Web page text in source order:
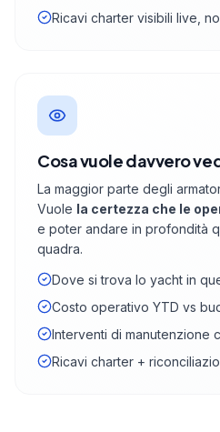
Ricavi charter visibili live,
Cosa vuole davvero
La maggior parte degli
Vuole la certezza che le
e poter andare in profondità
quadra.
Dove si trova lo yacht in
Costo operativo YTD vs
Interventi di manutenzione
Ricavi charter +